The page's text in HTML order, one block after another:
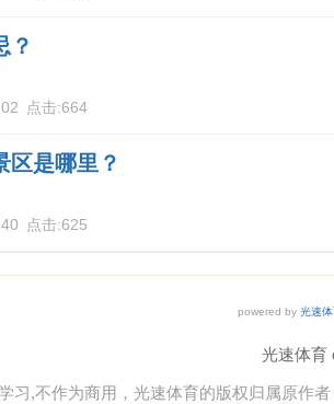
？
点击:664
区是哪里？
点击:625
powered by 光速
光速体育
习,不作为商用，光速体育的版权归属原作